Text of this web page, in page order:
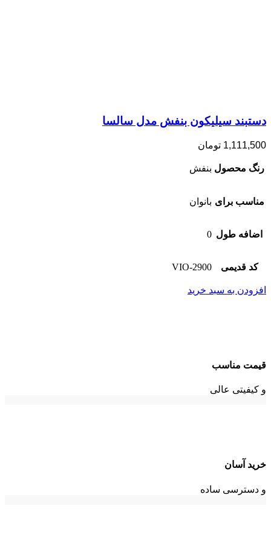
دستبند سیلیکون بنفش مدل سالسا
1,111,500 تومان
رنگ محصول بنفش
مناسب برای بانوان
اضافه طول 0
کد قدیمی 2900-VIO
افزودن به سبد خرید
قیمت مناسب
و کیفیتی عالی
خرید آسان
و دسترسی ساده